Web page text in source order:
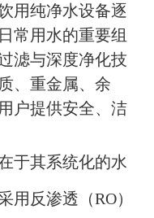
用纯净水设备逐
常用水的重要组
滤与深度净化技
、重金属、余
户提供安全、洁
于其系统化的水
用反渗透（RO）